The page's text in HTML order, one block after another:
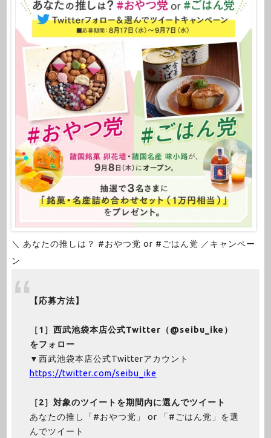
＼ あなたの推しは？ #おやつ党 or #ごはん党 ／キャンペー
ン
【応募方法】
［1］西武池袋本店公式Twitter（@seibu_ike）
をフォロー
▼西武池袋本店公式Twitterアカウント
https://twitter.com/seibu_ike
［2］対象のツイートを期間内に選んでツイート
あなたの推し「#おやつ党」 or 「#ごはん党」を選
んでツイート